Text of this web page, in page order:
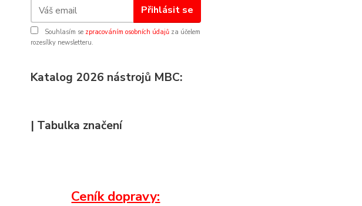
Přihlásit se
Souhlasím se zpracováním osobních údajů za účelem
rozesílky newsletteru.
Katalog 2026 nástrojů MBC:
| Tabulka značení
Ceník dopravy: